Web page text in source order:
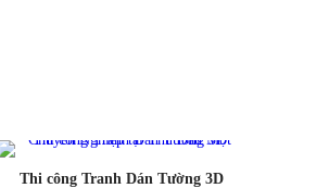
Thi công Tranh Dán Tường 3D